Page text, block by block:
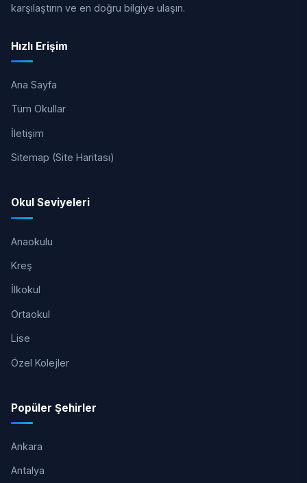
karşılaştırın ve en doğru bilgiye ulaşın.
Hızlı Erişim
Ana Sayfa
Tüm Okullar
İletişim
Sitemap (Site Haritası)
Okul Seviyeleri
Anaokulu
Kreş
İlkokul
Ortaokul
Lise
Özel Kolejler
Popüler Şehirler
Ankara
Antalya